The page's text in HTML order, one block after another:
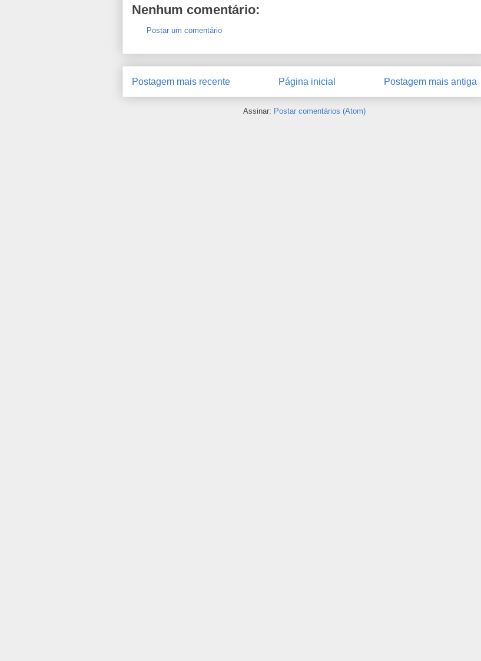
Nenhum comentário:
Postar um comentário
Postagem mais recente Postagem mais antiga
Página inicial
Assinar: Postar comentários (Atom)